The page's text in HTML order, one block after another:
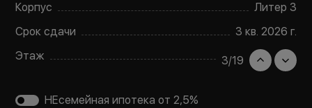
Корпус
Литер 3
Срок сдачи
3 кв. 2026 г.
Этаж
3/19
НЕсемейная ипотека от 2,5%